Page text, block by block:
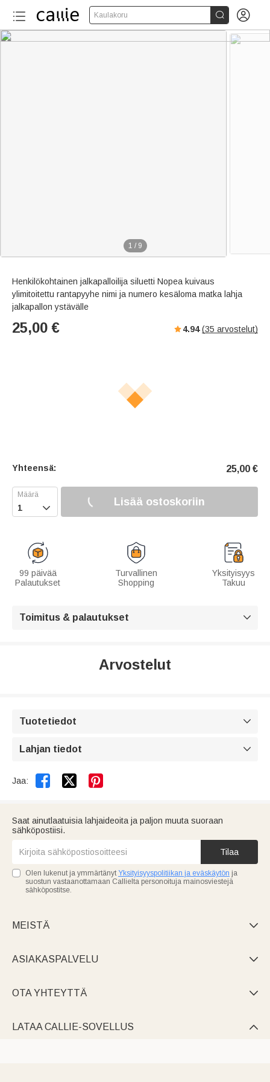
Kaulakoru  
1 / 9
Henkilökohtainen jalkapalloilija siluetti Nopea kuivaus
ylimitoitettu rantapyyhe nimi ja numero kesäloma matka lahja
jalkapallon ystävälle
25,00 € 4.94 (35 arvostelut)
Yhteensä: 25,00 €
 Lisää ostoskoriin
99 päivää
Palautukset
Turvallinen
Shopping
Yksityisyys
Takuu
Toimitus & palautukset 
Arvostelut
Tuotetiedot 
Lahjan tiedot 
Jaa:  
Saat ainutlaatuisia lahjaideoita ja paljon muuta suoraan
sähköpostiisi.
Tilaa
Olen lukenut ja ymmärtänyt Yksityisyyspolitiikan ja eväskäytön ja
suostun vastaanottamaan Callielta personoituja mainosviestejä
sähköpostitse.
MEISTÄ 
ASIAKASPALVELU 
OTA YHTEYTTÄ 
LATAA CALLIE-SOVELLUS 